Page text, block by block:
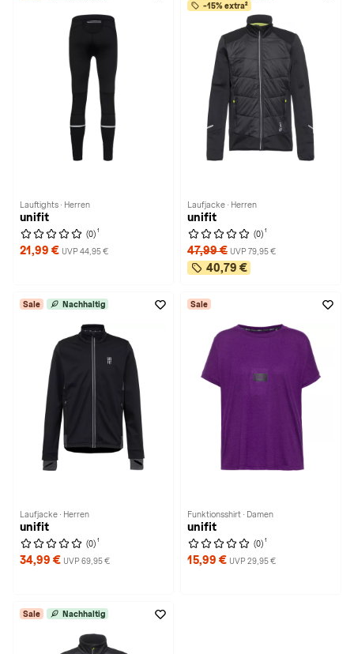
Lauftights · Herren
unifit
(0) 1
21,99 € UVP 44,95 €
-15% extra²
Laufjacke · Herren
unifit
(0) 1
47,99 € UVP 79,95 €
40,79 €
Sale Nachhaltig
Laufjacke · Herren
unifit
(0) 1
34,99 € UVP 69,95 €
Sale
Funktionsshirt · Damen
unifit
(0) 1
15,99 € UVP 29,95 €
Sale Nachhaltig